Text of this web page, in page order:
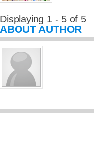
Displaying 1 - 5 of 5
ABOUT AUTHOR